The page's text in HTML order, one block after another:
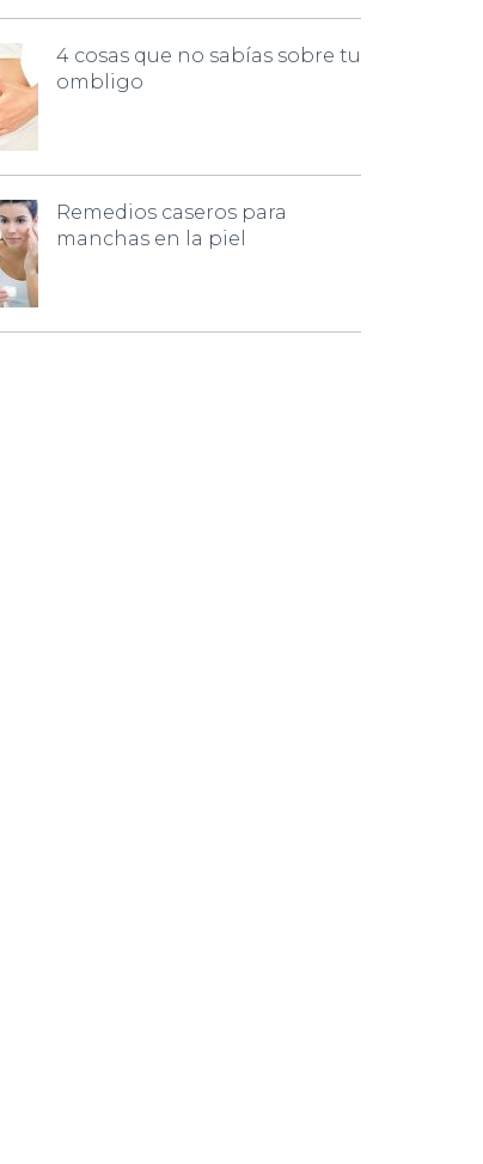
4 cosas que no sabías sobre tu
ombligo
Remedios caseros para
manchas en la piel